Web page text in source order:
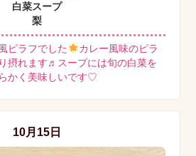
白菜スープ
梨
ピラフでした
カレー風味のピラ
摂れます♬スープには旬の白菜を
かく美味しいです♡
10月15日